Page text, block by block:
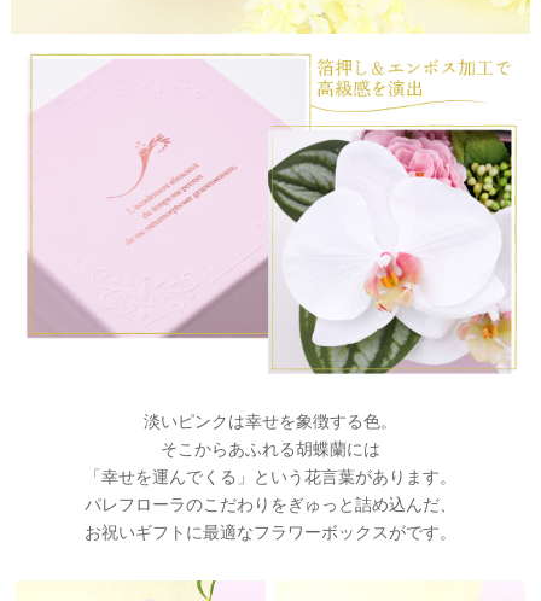
淡いピンクは幸せを象徴する色。
そこからあふれる胡蝶蘭には
「幸せを運んでくる」という花言葉があります。
パレフローラのこだわりをぎゅっと詰め込んだ、
お祝いギフトに最適なフラワーボックスがです。